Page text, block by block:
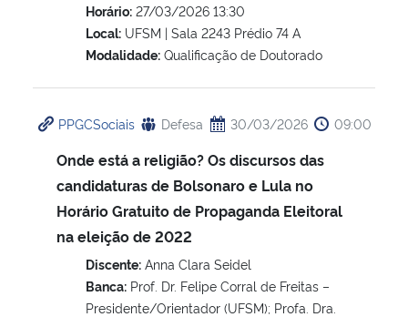
Ministério da Mulher, da Família e dos Direitos Humanos
Secretaria de Governo
Gabinete de Segurança Institucional
Advocacia-Geral da União
Banco Central do Brasil
Horário: 27/03/2026 13:30
Local: UFSM | Sala 2243 Prédio 74 A
Modalidade: Qualificação de Doutorado
PPGCSociais Defesa 30/03/2026 09:00
Onde está a religião? Os discursos das
candidaturas de Bolsonaro e Lula no
Horário Gratuito de Propaganda Eleitoral
na eleição de 2022
Discente: Anna Clara Seidel
Banca: Prof. Dr. Felipe Corral de Freitas –
Presidente/Orientador (UFSM); Profa. Dra.